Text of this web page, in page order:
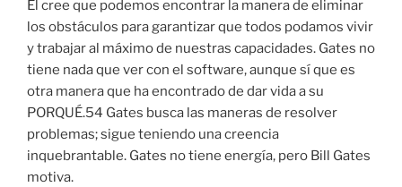
Él cree que podemos encontrar la manera de eliminar
los obstáculos para garantizar que todos podamos vivir
y trabajar al máximo de nuestras capacidades. Gates no
tiene nada que ver con el software, aunque sí que es
otra manera que ha encontrado de dar vida a su
PORQUÉ.54 Gates busca las maneras de resolver
problemas; sigue teniendo una creencia
inquebrantable. Gates no tiene energía, pero Bill Gates
motiva.